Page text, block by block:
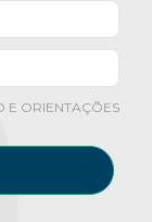
E ORIENTAÇÕES